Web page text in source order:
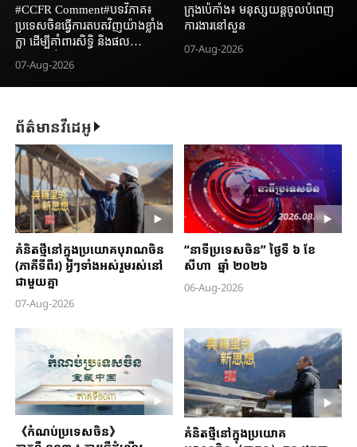
#CCFR Comment#បទវិភាគ៖
ប្រទេសចិនធ្វើការតបតវិញយ៉ាងខ្លាំង
ក្លា ដើម្បីគាំពារសិទ្ធិ និងផល
ប្រយោជន៍ស្របច្បាប់របស់សហ
គ្រាសចិន និងផលប្រយោជន៍សន្តិសុខ
ជាតិយ៉ាងម៉ឺងម៉ាត់
07-Aug-2026
ក្រុងប៉េកាំង​៖ មនុស្សយន្ត​ចូលបំពេញ​
ការងារនៅសួន​​
07-Aug-2026
ព័ត៌មានវីដេអូ
គំនិតថ្មីនៅក្នុងប្រយោគបុរាណចិន
(ភាគីទីពីរ) អ្វីៗទាំងអស់រួមរស់នៅ
ជាមួយគ្នា
07-Aug-2026
“នាទីប្រទេសចិន” ថ្ងៃទី ៦ ខែ
សីហា ឆ្នាំ ២០២៦
06-Aug-2026
《កំណប់ប្រទេស​ចិន​》
គំនិតថ្មីនៅក្នុងប្រយោគ